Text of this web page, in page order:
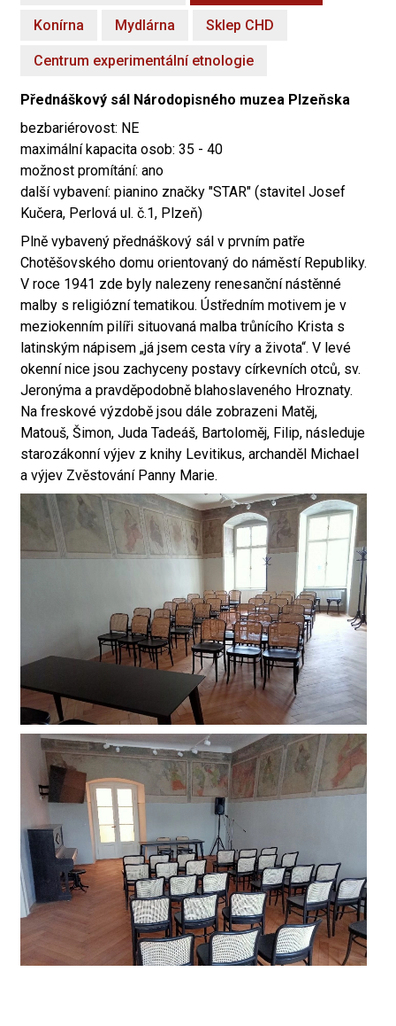
Konírna Mydlárna Sklep CHD
Centrum experimentální etnologie
Přednáškový sál Národopisného muzea Plzeňska
bezbariérovost: NE
maximální kapacita osob: 35 - 40
možnost promítání: ano
další vybavení: pianino značky "STAR" (stavitel Josef
Kučera, Perlová ul. č.1, Plzeň)
Plně vybavený přednáškový sál v prvním patře
Chotěšovského domu orientovaný do náměstí Republiky.
V roce 1941 zde byly nalezeny renesanční nástěnné
malby s religiózní tematikou. Ústředním motivem je v
meziokenním pilíři situovaná malba trůnícího Krista s
latinským nápisem „já jsem cesta víry a života“. V levé
okenní nice jsou zachyceny postavy církevních otců, sv.
Jeronýma a pravděpodobně blahoslaveného Hroznaty.
Na freskové výzdobě jsou dále zobrazeni Matěj,
Matouš, Šimon, Juda Tadeáš, Bartoloměj, Filip, následuje
starozákonní výjev z knihy Levitikus, archanděl Michael
a výjev Zvěstování Panny Marie.